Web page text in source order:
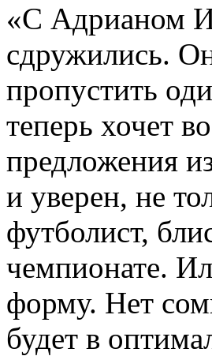
«С Адрианом
сдружились.
пропустить
теперь хочет
предложения
и уверен, не
футболист,
чемпионате.
форму. Нет
будет в